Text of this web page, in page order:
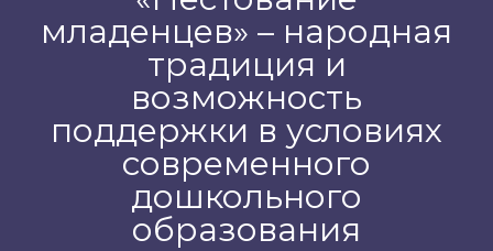
младенцев» – народная
традиция и
возможность
поддержки в условиях
современного
дошкольного
образования